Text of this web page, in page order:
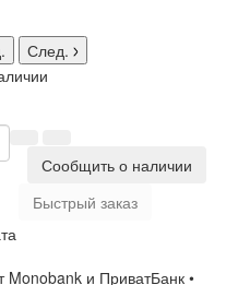
След.
Сообщить о наличии
Быстрый заказ
Monobank и ПриватБанк •